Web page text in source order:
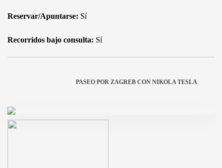
Reservar/Apuntarse: Sí
Recorridos bajo consulta: Sí
PASEO POR ZAGREB CON NIKOLA TESLA